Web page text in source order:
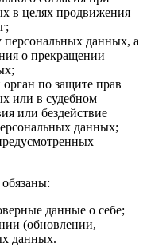
в целях продвижения
персональных данных, а
о прекращении
по защите прав
или в судебном
или бездействие
данных;
данные о себе;
(обновлении,
данных.